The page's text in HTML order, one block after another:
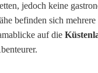
jedoch keine
befinden sich
auf die